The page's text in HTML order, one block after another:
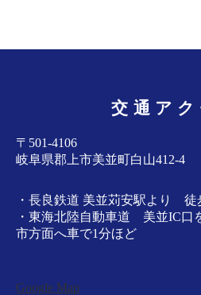
交通アク
〒501-4106
岐阜県郡上市美並町白山412-4
・長良鉄道 美並苅安駅より 徒
・東海北陸自動車道 美並IC口
市方面へ車で1分ほど
Google Map